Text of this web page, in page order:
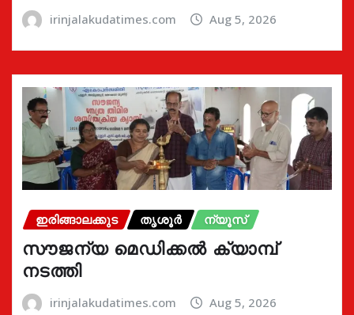
irinjalakudatimes.com Aug 5, 2026
ഇരിങ്ങാലക്കുട തൃശൂർ ന്യൂസ്
സൗജന്യ മെഡിക്കൽ ക്യാമ്പ്
നടത്തി
irinjalakudatimes.com Aug 5, 2026